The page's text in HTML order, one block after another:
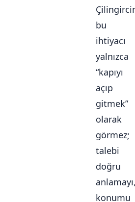
bu
ihtiyacı
yalnızca
“kapıyı
açıp
gitmek”
olarak
görmez;
talebi
doğru
konumu